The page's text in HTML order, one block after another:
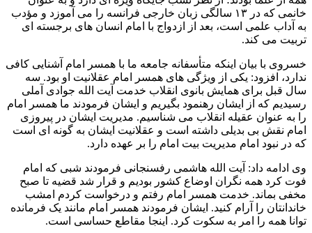
خانمی که در ۱۳ سالگی زبان خارجی فرانسه را می آموزد و مؤدب
به آداب علمی است، بعد از ازدواج با امام انسان های برجسته ای
تربیت می کند.
خسروی با بیان اینکه متأسفانه جامعه ما با همسر امام آشنایی کافی
ندارد، افزود: یکی از ویژگی های همسر امام عقلانیت او بود. سه
سال قبل برای همایش بانوی انقلاب خدمت آیت الله جوادی آملی
رسیدیم که از ایشان رهنمود بگیریم و ایشان فرمودند ما همسر امام
را به عنوان عقیله انقلاب می شناسیم. مدیریت ایشان در پیروزی
امام نقش بی بدیلی داشته است و عقلانیت ایشان به گونه ای است
که در نبود امام مدیریت بیت امام را بر عهده دارد.
وی ادامه داد: آیت الله هاشمی رفسنجانی فرمودند شبی که امام
فوت کرد همه نگران اوضاع کشور بودیم و قرار شد قضیه تا صبح
مخفی بماند. خدمت همسر امام رفتم و درخواست کردم امشب
خاندانتان را آرام کنید. ایشان فرمودند همسر امام مانند یک فرمانده
توانا همه را امر به سکوت کرد. اینجا مقاطع حساسی است.